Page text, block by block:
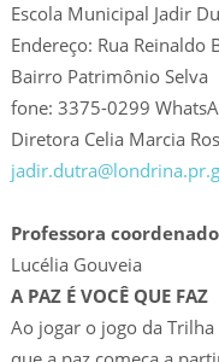
Escola Municipal Jadir
Endereço: Rua Reinaldo
Bairro Patrimônio Selva
fone: 3375-0299
Diretora Celia Marcia
Professora
Lucélia Gouveia
A PAZ É VOCÊ QUE FAZ
Ao jogar o jogo da